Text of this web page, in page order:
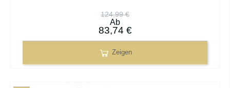
124,99 €
Ab
83,74 €
Zeigen